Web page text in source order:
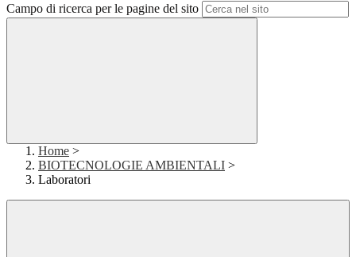
Campo di ricerca per le pagine del sito
Home >
BIOTECNOLOGIE AMBIENTALI >
Laboratori